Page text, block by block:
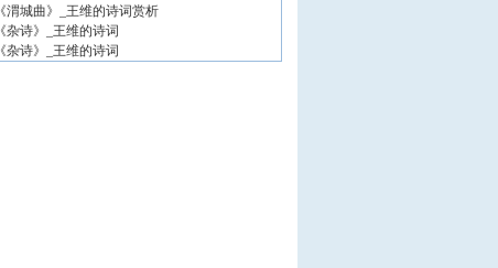
《渭城曲》_王维的诗词赏析
《杂诗》_王维的诗词
《杂诗》_王维的诗词